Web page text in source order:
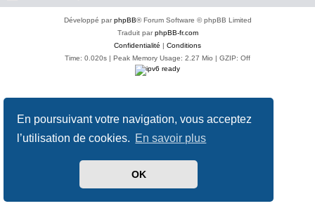
En poursuivant votre navigation, vous acceptez
l’utilisation de cookies. En savoir plus
OK
Développé parphpBB® Forum Software © phpBB Limited
Traduit parphpBB-fr.com
Confidentialité | Conditions
Time: 0.020s | Peak Memory Usage: 2.27 Mio | GZIP: Off